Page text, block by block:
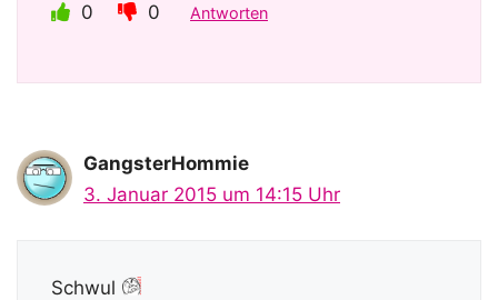
0 0 Antworten
GangsterHommie
3. Januar 2015 um 14:15 Uhr
Schwul